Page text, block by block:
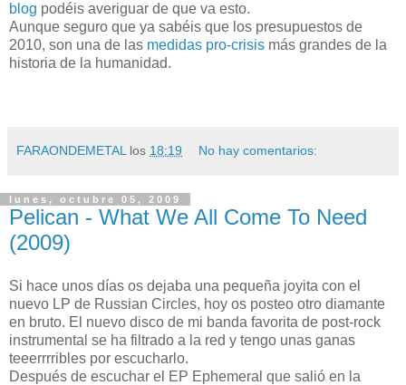
blog podéis averiguar de que va esto.
Aunque seguro que ya sabéis que los presupuestos de
2010, son una de las medidas pro-crisis más grandes de la
historia de la humanidad.
FARAONDEMETAL los 18:19 No hay comentarios:
lunes, octubre 05, 2009
Pelican - What We All Come To Need
(2009)
Si hace unos días os dejaba una pequeña joyita con el
nuevo LP de Russian Circles, hoy os posteo otro diamante
en bruto. El nuevo disco de mi banda favorita de post-rock
instrumental se ha filtrado a la red y tengo unas ganas
teeerrrribles por escucharlo.
Después de escuchar el EP Ephemeral que salió en la